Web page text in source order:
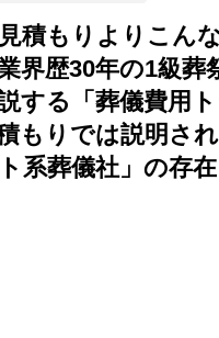
見積もりよりこん
界歴30年の1級葬
する「葬儀費用
もりでは説明さ
ト系葬儀社」の存